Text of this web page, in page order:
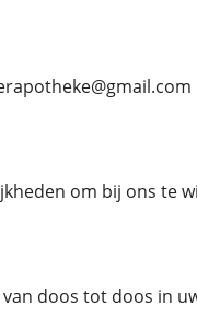
om bij ons te
doos tot doos in